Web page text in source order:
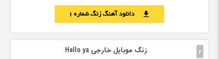
download دانلود آهنگ زنگ شماره 1
2 زنگ موبایل خارجی Hello ya